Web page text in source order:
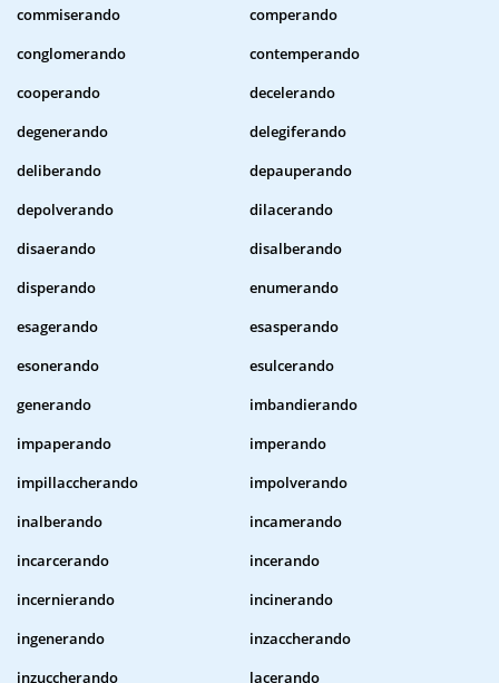
commiserando
comperando
conglomerando
contemperando
cooperando
decelerando
degenerando
delegiferando
deliberando
depauperando
depolverando
dilacerando
disaerando
disalberando
disperando
enumerando
esagerando
esasperando
esonerando
esulcerando
generando
imbandierando
impaperando
imperando
impillaccherando
impolverando
inalberando
incamerando
incarcerando
incerando
incernierando
incinerando
ingenerando
inzaccherando
inzuccherando
lacerando